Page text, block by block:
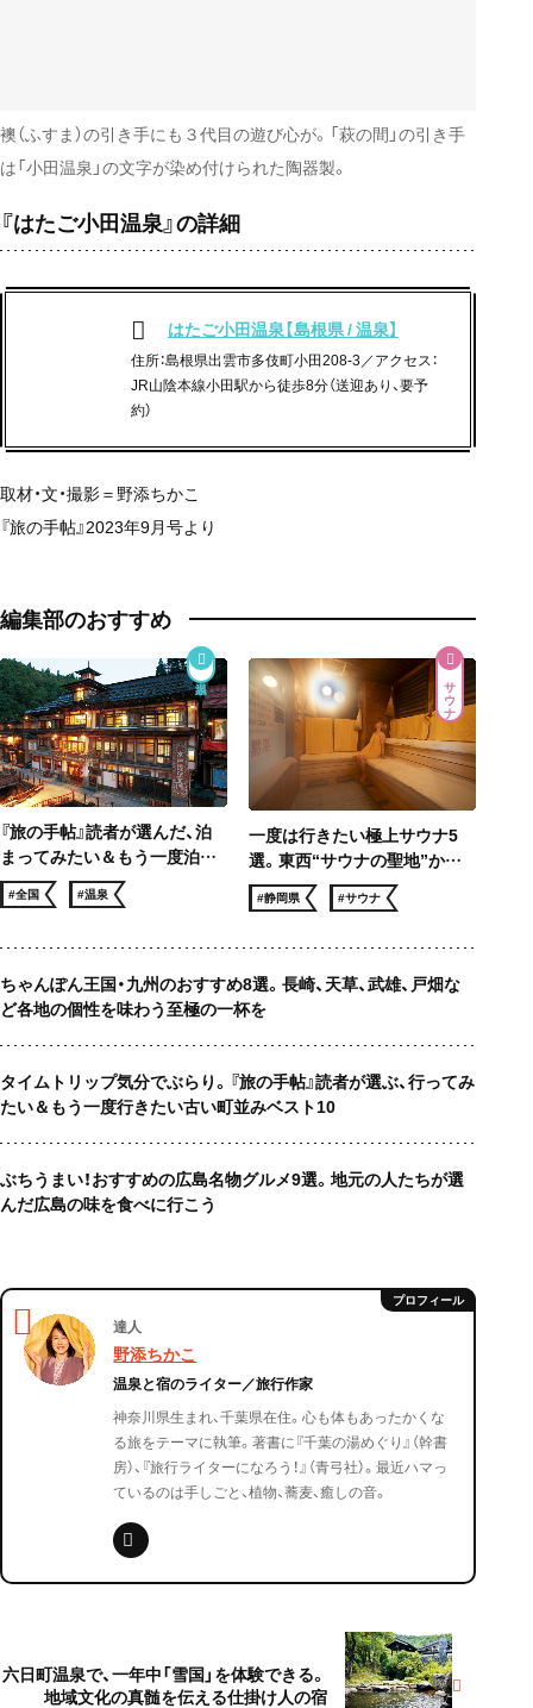
襖（ふすま）の引き手にも３代目の遊び心が。「萩の間」の引き手
は「小田温泉」の文字が染め付けられた陶器製。
『はたご小田温泉』の詳細
はたご小田温泉【島根県 / 温泉】
住所：島根県出雲市多伎町小田208-3／アクセス：
JR山陰本線小田駅から徒歩8分（送迎あり、要予
約）
取材・文・撮影＝野添ちかこ
『旅の手帖』2023年9月号より
編集部のおすすめ
『旅の手帖』読者が選んだ、泊
まってみたい＆もう一度泊ま
りたい 温泉宿ベスト10
#全国 #温泉
サウナ
一度は行きたい極上サウナ5
選。東西“サウナの聖地”から
サウナー憧れのロケ地まで、冬
でも滝汗！
#静岡県 #サウナ
ちゃんぽん王国・九州のおすすめ8選。長崎、天草、武雄、戸畑な
ど各地の個性を味わう至極の一杯を
タイムトリップ気分でぶらり。『旅の手帖』読者が選ぶ、行ってみ
たい＆もう一度行きたい古い町並みベスト10
ぶちうまい！おすすめの広島名物グルメ9選。地元の人たちが選
んだ広島の味を食べに行こう
達人
野添ちかこ
温泉と宿のライター／旅行作家
神奈川県生まれ、千葉県在住。心も体もあったかくな
る旅をテーマに執筆。著書に『千葉の湯めぐり』（幹書
房）、『旅行ライターになろう！』（青弓社）。最近ハマっ
ているのは手しごと、植物、蕎麦、癒しの音。
六日町温泉で、一年中「雪国」を体験できる。
地域文化の真髄を伝える仕掛け人の宿